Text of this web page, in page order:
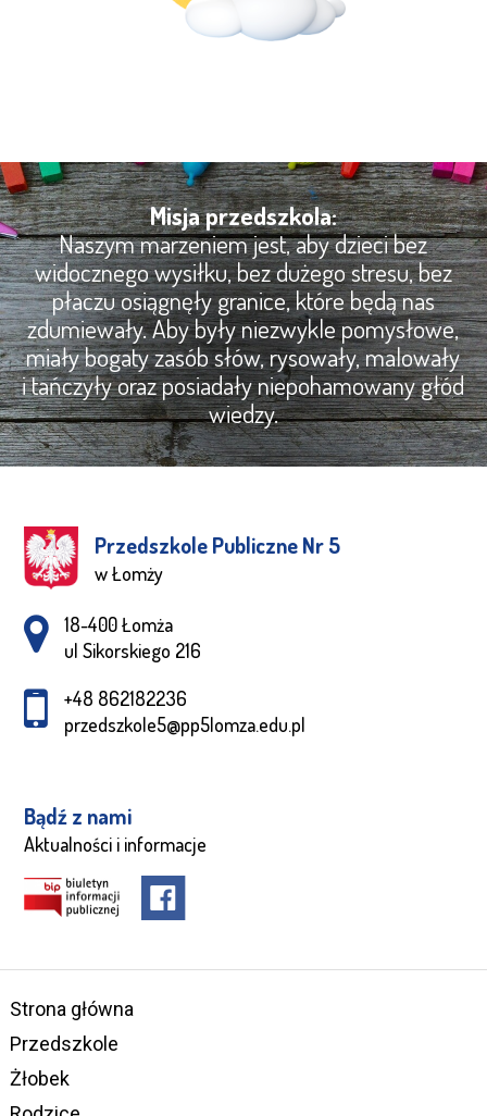
Misja przedszkola:
Naszym marzeniem jest, aby dzieci bez
widocznego wysiłku, bez dużego stresu, bez
płaczu osiągnęły granice, które będą nas
zdumiewały. Aby były niezwykle pomysłowe,
miały bogaty zasób słów, rysowały, malowały
i tańczyły oraz posiadały niepohamowany głód
wiedzy.
Przedszkole Publiczne Nr 5
w Łomży
Adres pocztowy:
18-400 Łomża
ul Sikorskiego 216
+48 862182236
przedszkole5@pp5lomza.edu.pl
Bądź z nami
Aktualności i informacje
Strona główna
Przedszkole
Żłobek